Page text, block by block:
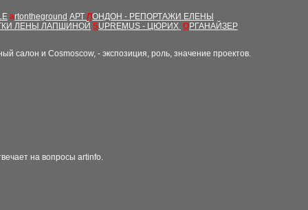
artontheground АРТ ЛОНДОН - РЕПОРТАЖИ ЕЛЕНЫ
ЛЕНЫ ЛАПШИНОЙ SUPREMUS - ЦЮРИХ ОРГАНАЙЗЕР
салон и Cosmoscow, - экспозиция, роль, значение проектов.
на вопросы artinfo.